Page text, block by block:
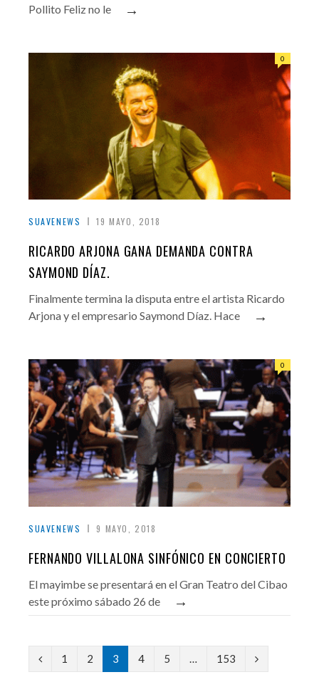
Pollito Feliz no le
→
SUAVENEWS 19 MAYO, 2018
0
RICARDO ARJONA GANA DEMANDA CONTRA
SAYMOND DÍAZ.
Finalmente termina la disputa entre el artista Ricardo
Arjona y el empresario Saymond Díaz. Hace
→
SUAVENEWS 9 MAYO, 2018
0
FERNANDO VILLALONA SINFÓNICO EN CONCIERTO
El mayimbe se presentará en el Gran Teatro del Cibao
este próximo sábado 26 de
→
P
1 2 3 4 5 153
N